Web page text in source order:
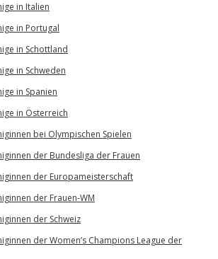
in Italien
in Portugal
in Schottland
in Schweden
in Spanien
in Österreich
bei Olympischen Spielen
der Bundesliga der Frauen
der Europameisterschaft
der Frauen-WM
der Schweiz
der Women’s Champions League der